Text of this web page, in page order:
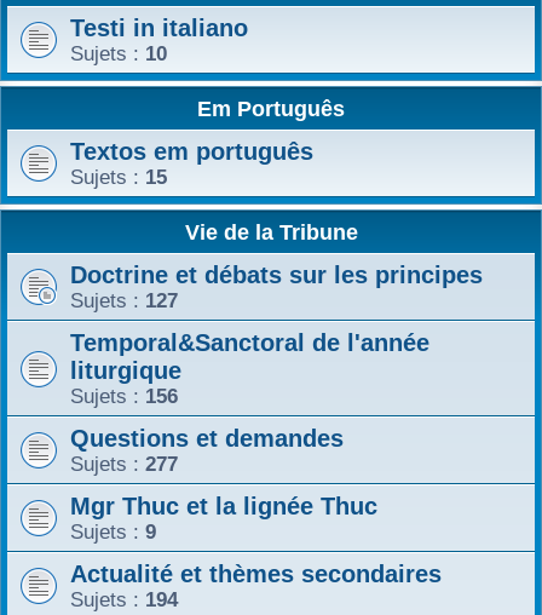
Testi in italiano
Sujets : 10
Em Português
Textos em português
Sujets : 15
Vie de la Tribune
Doctrine et débats sur les principes
Sujets : 127
Temporal&Sanctoral de l'année
liturgique
Sujets : 156
Questions et demandes
Sujets : 277
Mgr Thuc et la lignée Thuc
Sujets : 9
Actualité et thèmes secondaires
Sujets : 194